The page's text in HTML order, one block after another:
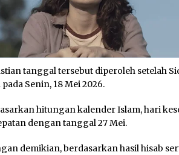
tanggal tersebut diperoleh setelah
Senin, 18 Mei 2026.
hitungan kalender Islam, hari
dengan tanggal 27 Mei.
demikian, berdasarkan hasil hisab